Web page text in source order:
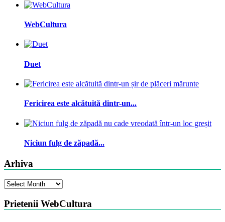
WebCultura
Duet
Fericirea este alcătuită dintr-un...
Niciun fulg de zăpadă...
Arhiva
Arhiva
Prietenii WebCultura